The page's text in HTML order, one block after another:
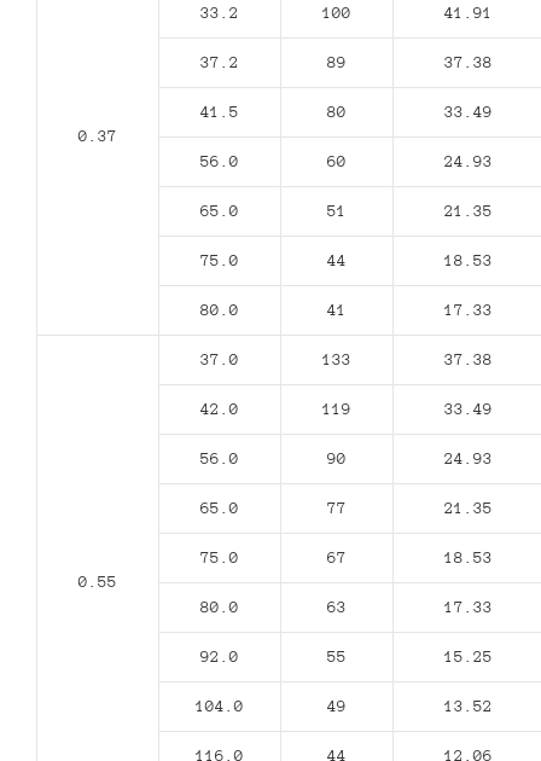
0.37
33.2 100 41.91
37.2 89 37.38
41.5 80 33.49
56.0 60 24.93
65.0 51 21.35
75.0 44 18.53
80.0 41 17.33
0.55
37.0 133 37.38
42.0 119 33.49
56.0 90 24.93
65.0 77 21.35
75.0 67 18.53
80.0 63 17.33
92.0 55 15.25
104.0 49 13.52
116.0 44 12.06